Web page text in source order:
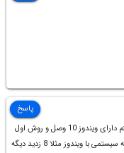
نکته: هارد تون رو به یک سیستم دارای ویندوز 10 وصل و روش اول
را انجام بدید. بعد اگر هارد رو به سیستمی با ویندوز مثلا 8 زدید دیگه
پاسخ